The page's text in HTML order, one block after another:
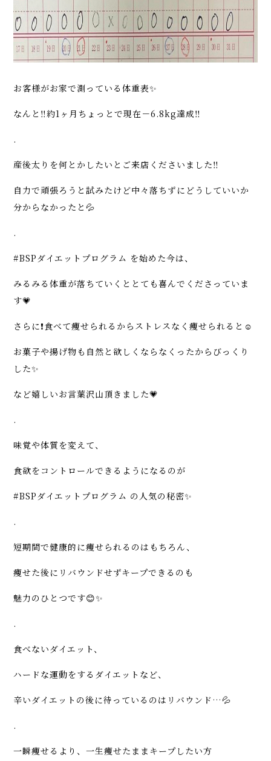
お客様がお家で測っている体重表✨
なんと‼️約1ヶ月ちょっとで現在－6.8kg達成‼️
.
産後太りを何とかしたいとご来店くださいました‼️
自力で頑張ろうと試みたけど中々落ちずにどうしていいか
分からなかったと💦
.
#BSPダイエットプログラム を始めた今は、
みるみる体重が落ちていくととても喜んでくださっていま
す💗
さらに❗️食べて痩せられるからストレスなく痩せられると☺️
お菓子や揚げ物も自然と欲しくならなくったからびっくり
した✨
など嬉しいお言葉沢山頂きました💗
.
味覚や体質を変えて、
食欲をコントロールできるようになるのが
#BSPダイエットプログラム の人気の秘密✨
.
短期間で健康的に痩せられるのはもちろん、
痩せた後にリバウンドせずキープできるのも
魅力のひとつです😊✨
.
食べないダイエット、
ハードな運動をするダイエットなど、
辛いダイエットの後に待っているのはリバウンド…💦
.
一瞬痩せるより、一生痩せたままキープしたい方